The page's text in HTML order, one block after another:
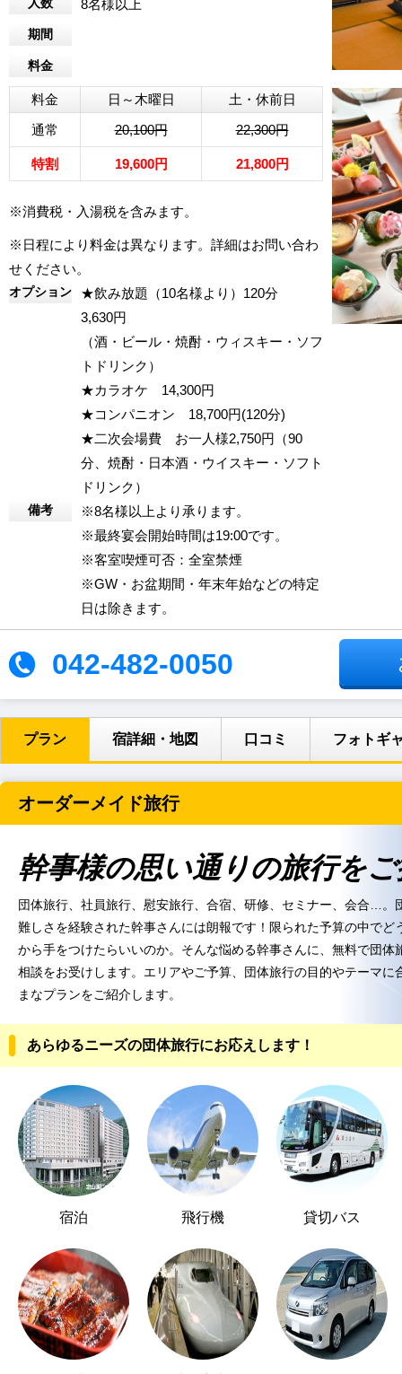
8名様以上
期間
料金
料金 日～木曜日
土・休前日
通常
20,100円 22,300円
特割 19,600円 21,800円
※消費税・入湯税を含みます。
※日程により料金は異なります。詳細はお問い合わ
せください。
オプション
★飲み放題（10名様より）120分
3,630円
（酒・ビール・焼酎・ウィスキー・ソフ
トドリンク）
★カラオケ 14,300円
★コンパニオン 18,700円(120分)
★二次会場費 お一人様2,750円（90
分、焼酎・日本酒・ウイスキー・ソフト
ドリンク）
備考
※8名様以上より承ります。
※最終宴会開始時間は19:00です。
※客室喫煙可否：全室禁煙
※GW・お盆期間・年末年始などの特定
日は除きます。
042-482-0050
プラン 宿詳細・地図 口コミ フォトギ
オーダーメイド旅行
幹事様の思い通りの旅行を
団体旅行、社員旅行、慰安旅行、合宿、研修、セミナー、会合…。
難しさを経験された幹事さんには朗報です！限られた予算の中でど
から手をつけたらいいのか。そんな悩める幹事さんに、無料で団体
相談をお受けします。エリアやご予算、団体旅行の目的やテーマに
まなプランをご紹介します。
あらゆるニーズの団体旅行にお応えします！
宿泊 飛行機 貸切バス